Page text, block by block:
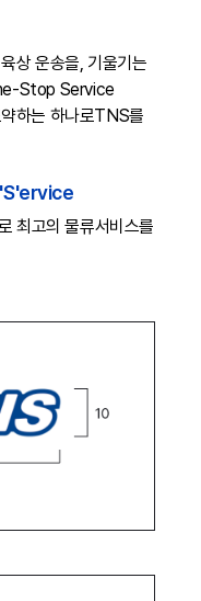
상 운송을, 기울기는
Stop Service
하는 하나로TNS를
최고의 물류서비스를